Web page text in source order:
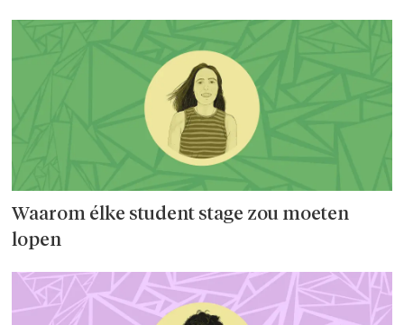
Waarom élke student stage zou moeten
lopen